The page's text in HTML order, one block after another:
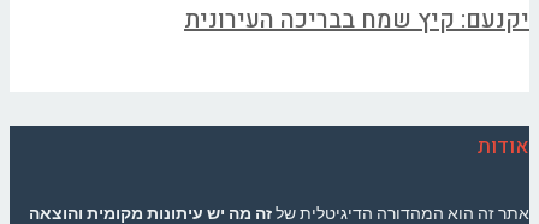
יקנעם: קיץ שמח בבריכה העירונית
אודות
אתר זה הוא המהדורה הדיגיטלית שלזה מה יש עיתונות מקומית והוצאה